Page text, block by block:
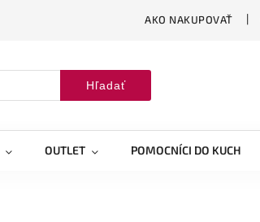
AKO NAKUPOVAŤ
Hľadať
OUTLET POMOCNÍCI DO KUCHYNE